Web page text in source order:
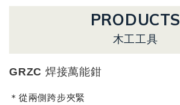
PRODUCTS
木工工具
GRZC 焊接萬能鉗
＊從兩側跨步夾緊